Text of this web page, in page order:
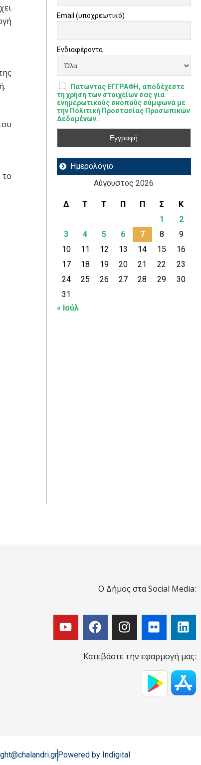
Email (υποχρεωτικό)
Ενδιαφέροντα
Πατώντας ΕΓΓΡΑΦΗ, αποδέχεστε
τη χρήση των στοιχείων σας για
ενημερωτικούς σκοπούς σύμφωνα με
την Πολιτική Προστασίας Προσωπικών
Δεδομένων.
Ημερολόγιο
Αύγουστος 2026
Δ Τ Τ Π Π Σ
Κ
1
2
3
4 5 6 7 8
9
10
11 12 13 14 15
16
17
18 19 20 21 22
23
24
25 26 27 28 29
30
31
« Ιούλ
Ο Δήμος στα Social Media:
Κατεβάστε την εφαρμογή μας:
Powered by Indigital